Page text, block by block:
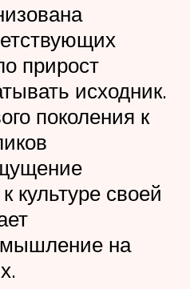
прирост
исходник.
поколения к
культуре своей
мышление на